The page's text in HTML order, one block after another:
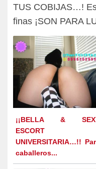
TUS COBIJAS…!
finas ¡SON PARA
¡¡BELLA &
ESCORT
UNIVERSITARIA…!!
caballeros...